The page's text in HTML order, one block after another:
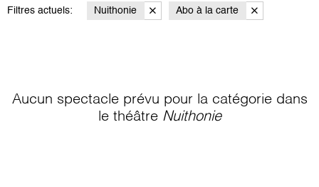
Filtres actuels: Nuithonie Abo à la carte
Aucun spectacle prévu pour la catégorie dans
le théâtre Nuithonie